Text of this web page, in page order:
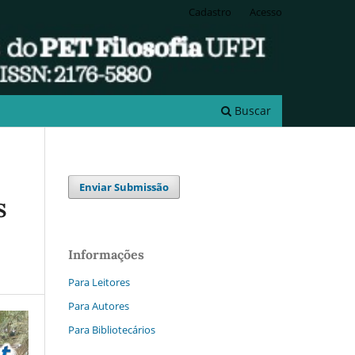
Buscar
Cadastro Acesso
Enviar Submissão
Informações
Para Leitores
Para Autores
Para Bibliotecários